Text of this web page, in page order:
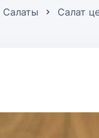
Салаты Салат